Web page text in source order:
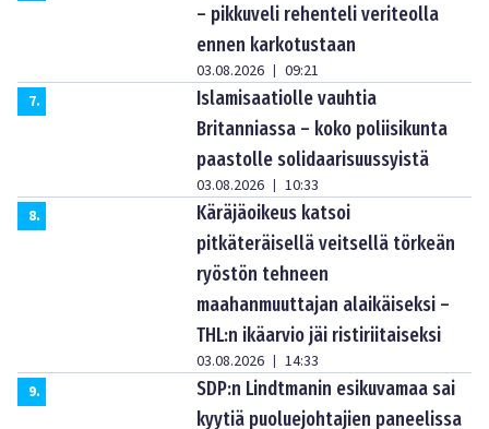
– pikkuveli rehenteli veriteolla
ennen karkotustaan
03.08.2026 | 09:21
7.
Islamisaatiolle vauhtia
Britanniassa – koko poliisikunta
paastolle solidaarisuussyistä
03.08.2026 | 10:33
8.
Käräjäoikeus katsoi
pitkäteräisellä veitsellä törkeän
ryöstön tehneen
maahanmuuttajan alaikäiseksi –
THL:n ikäarvio jäi ristiriitaiseksi
03.08.2026 | 14:33
9.
SDP:n Lindtmanin esikuvamaa sai
kyytiä puoluejohtajien paneelissa